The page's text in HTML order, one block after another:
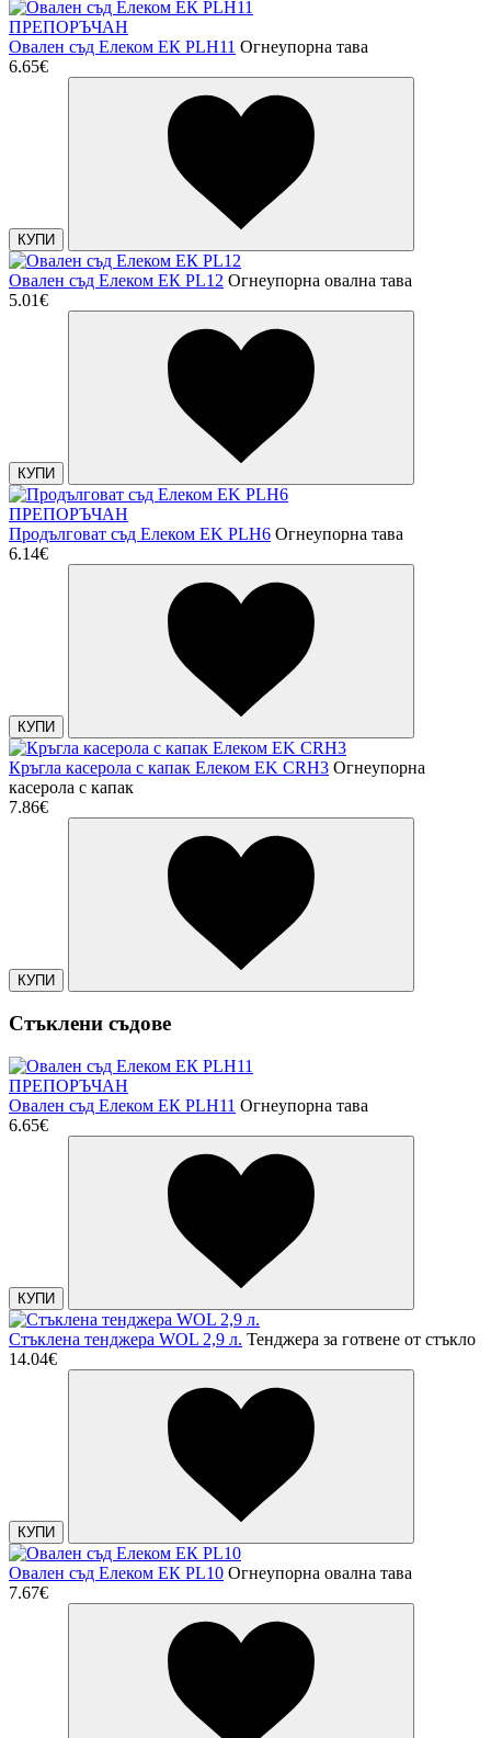
ПРЕПОРЪЧАН
Овален съд Елеком ЕК PLH11 Огнеупорна тава
6.65€
КУПИ
Овален съд Елеком ЕК PL12 Огнеупорна овална тава
5.01€
КУПИ
ПРЕПОРЪЧАН
Продълговат съд Елеком EK PLH6 Огнеупорна тава
6.14€
КУПИ
Кръгла касерола с капак Елеком EK CRH3 Огнеупорна
касерола с капак
7.86€
КУПИ
Стъклени съдове
ПРЕПОРЪЧАН
Овален съд Елеком ЕК PLH11 Огнеупорна тава
6.65€
КУПИ
Стъклена тенджера WOL 2,9 л. Тенджера за готвене от стъкло
14.04€
КУПИ
Овален съд Елеком ЕК PL10 Огнеупорна овална тава
7.67€